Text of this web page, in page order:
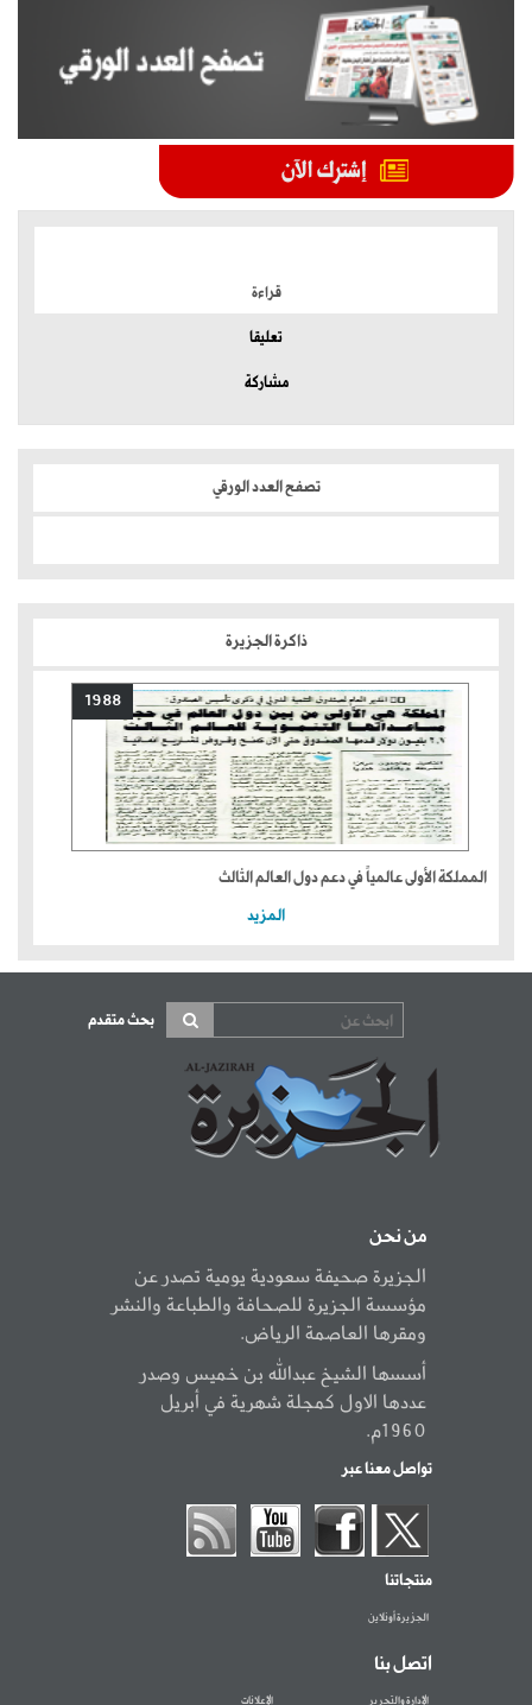
قراءة
تعليقا
مشاركة
تصفح العدد الورقي
ذاكرة الجزيرة
1988
المملكة الأولى عالمياً في دعم دول العالم الثالث
المزيد
بحث متقدم
من نحن
الجزيرة صحيفة سعودية يومية تصدر عن
مؤسسة الجزيرة للصحافة والطباعة والنشر
ومقرها العاصمة الرياض.
أسسها الشيخ عبدالله بن خميس وصدر
عددها الاول كمجلة شهرية في أبريل
1960م.
تواصل معنا عبر
منتجاتنا
الجزيرة أونلاين
اتصل بنا
الإدارة والتحرير الإعلانات